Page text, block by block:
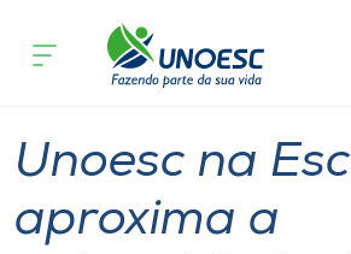
Cursos
acontece
Unoesc na
aproxima a